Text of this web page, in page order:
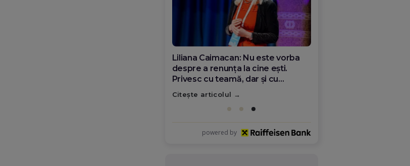
Diana Olar, românca de la Google
care demonstrează că diaspora
poate schimba România
Citește articolul
powered by